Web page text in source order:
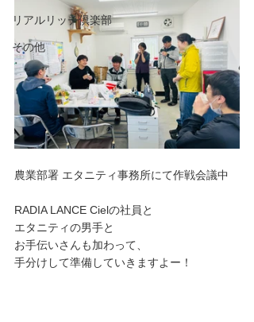
リアルリッチ倶楽部
その他
農業部署 エタニティ事務所にて作戦会議中
RADIA LANCE Cielの社員と
エタニティの男手と
お手伝いさんも加わって、
手分けして準備していきますよー！